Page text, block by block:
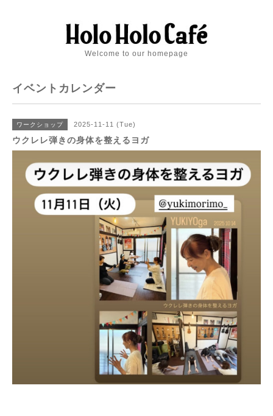
Welcome to our homepage
イベントカレンダー
ワークショップ 2025-11-11 (Tue)
ウクレレ弾きの身体を整えるヨガ